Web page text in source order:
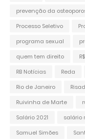
prevenção da
Processo Seletivo
programa sexual
quem tem direito
RB Notícias
Reda
Rio de Janeiro
Ruivinha de Marte
Salário 2021
salário
Samuel Simões